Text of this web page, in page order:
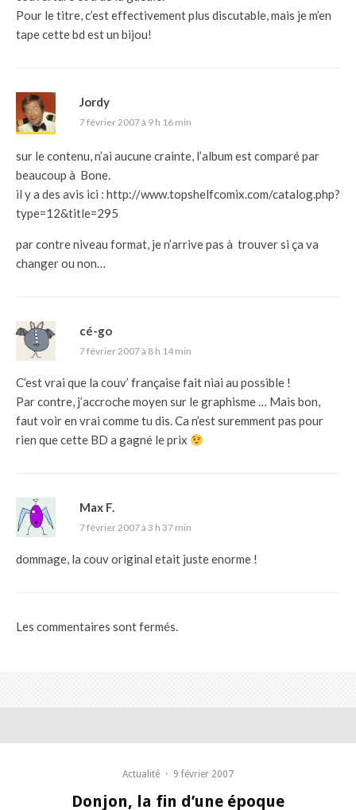
Pour le titre, c’est effectivement plus discutable, mais je m’en
tape cette bd est un bijou!
Jordy
7 février 2007 à 9 h 16 min
sur le contenu, n’ai aucune crainte, l’album est comparé par
beaucoup à Bone.
il y a des avis ici : http://www.topshelfcomix.com/catalog.php?
type=12&title=295
par contre niveau format, je n’arrive pas à trouver si ça va
changer ou non…
cé-go
7 février 2007 à 8 h 14 min
C’est vrai que la couv’ française fait niai au possible !
Par contre, j’accroche moyen sur le graphisme … Mais bon,
faut voir en vrai comme tu dis. Ca n’est suremment pas pour
rien que cette BD a gagné le prix
Max F.
7 février 2007 à 3 h 37 min
dommage, la couv original etait juste enorme !
Les commentaires sont fermés.
Actualité · 9 février 2007
Donjon, la fin d’une époque